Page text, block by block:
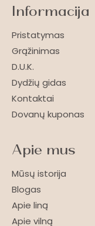
Informacija
Pristatymas
Grąžinimas
D.U.K.
Dydžių gidas
Kontaktai
Dovanų kuponas
Apie mus
Mūsų istorija
Blogas
Apie liną
Apie vilną